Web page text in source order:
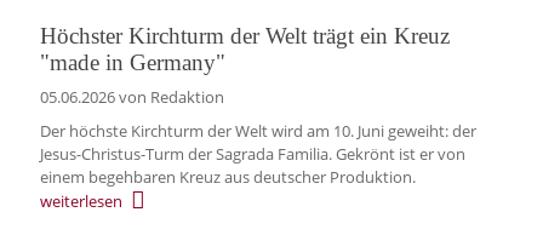
Höchster Kirchturm der Welt trägt ein Kreuz
"made in Germany"
05.06.2026von Redaktion
Der höchste Kirchturm der Welt wird am 10. Juni geweiht: der
Jesus-Christus-Turm der Sagrada Familia. Gekrönt ist er von
einem begehbaren Kreuz aus deutscher Produktion.
weiterlesen